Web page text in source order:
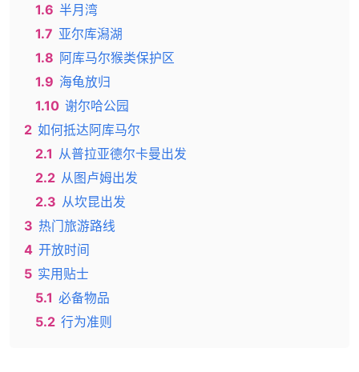
1.6 半月湾
1.7 亚尔库潟湖
1.8 阿库马尔猴类保护区
1.9 海龟放归
1.10 谢尔哈公园
2 如何抵达阿库马尔
2.1 从普拉亚德尔卡曼出发
2.2 从图卢姆出发
2.3 从坎昆出发
3 热门旅游路线
4 开放时间
5 实用贴士
5.1 必备物品
5.2 行为准则